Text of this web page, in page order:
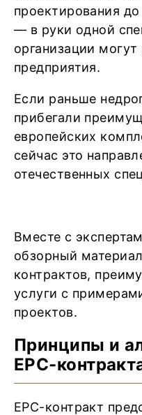
проектирования
— в руки одной
организации
предприятия.
Если раньше
прибегали
европейских
сейчас это
отечественных
Вместе с
обзорный
контрактов,
услуги с
проектов.
Принципы и
EPC-
EPC-контракт